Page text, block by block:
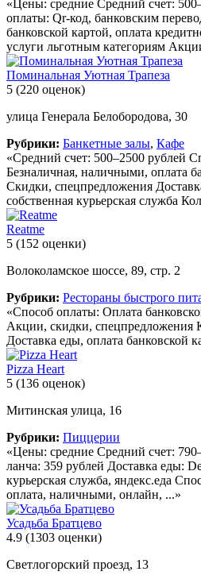
«Цены: средние Средний счет:
оплаты: Qr-код, банковским
банковской картой, оплата
услуги льготным категориям
Поминальная Уютная Трапеза
5 (220 оценок)
улица Генерала Белобородова, 30
Рубрики: Банкетные залы, Кафе
«Средний счет: 500–2500 рублей
Безналичная, наличными, оплата
Скидки, спецпредложения
собственная курьерская служба
Reatme
5 (152 оценки)
Волоколамское шоссе, 89, стр. 2
Рубрики: Рестораны быстрого
«Способ оплаты: Оплата
Акции, скидки, спецпредложения
Доставка еды, оплата банковской
Pizza Heart
5 (136 оценок)
Митинская улица, 16
Рубрики: Пиццерии
«Цены: средние Средний счет:
ланча: 359 рублей Доставка еды:
курьерская служба, яндекс.еда
оплата, наличными, онлайн, ...»
Усадьба Братцево
4.9 (1303 оценки)
Светлогорский проезд, 13